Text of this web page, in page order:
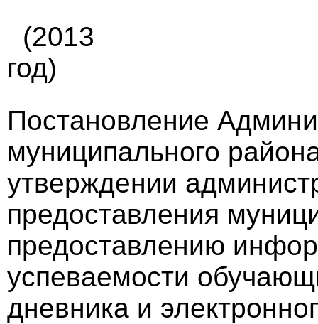
(2013
год)
Постановление
муниципального
утверждении
предоставления
предоставлению
успеваемости
дневника и